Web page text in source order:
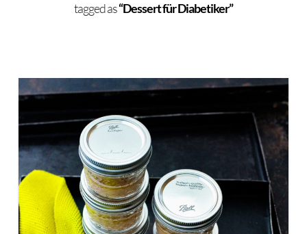
tagged as“Dessert für Diabetiker”